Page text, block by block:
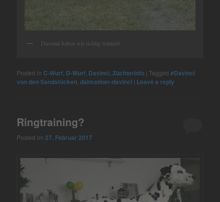
Diesmal haben wir richtig trainiert.
Posted in C-Wurf D-Wurf Davinci ,Züchterinfo |Tagged #Davinci
von den Sandstücken ,dalmatiner-davinci | Leave a reply
Ringtraining?
Posted on27. Februar 2017